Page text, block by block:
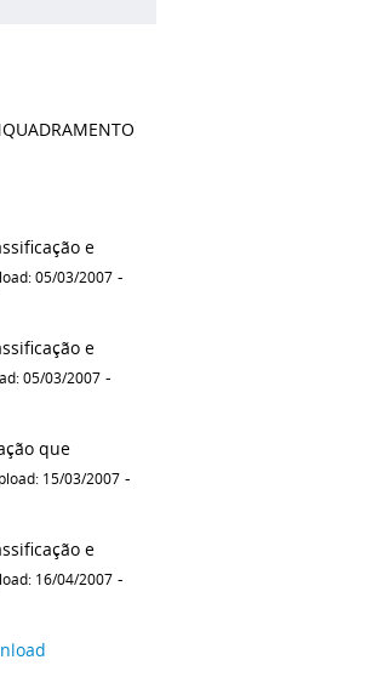
e
05/03/2007 -
e
05/03/2007 -
que
15/03/2007 -
e
16/04/2007 -